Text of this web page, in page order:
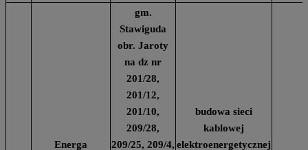
Energa
gm.
Stawiguda
obr. Jaroty
na dz nr
201/28,
201/12,
201/10,
209/28,
209/25, 209/4,
budowa sieci
kablowej
elektroenergetycznej